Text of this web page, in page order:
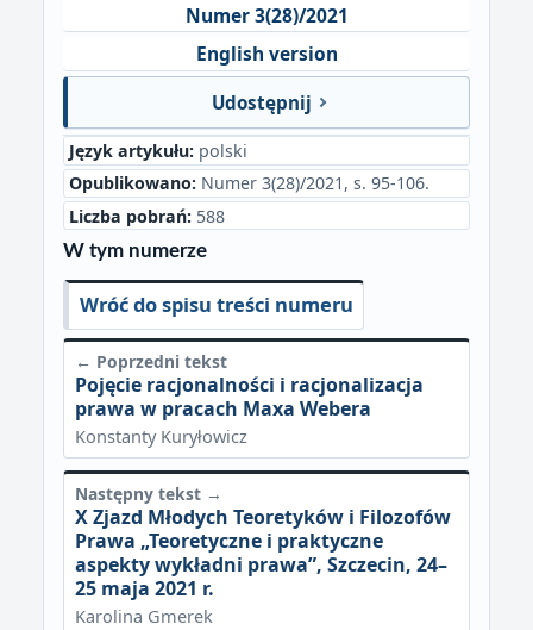
Numer 3(28)/2021
English version
Udostępnij
Język artykułu: polski
Opublikowano: Numer 3(28)/2021, s. 95-106.
Liczba pobrań: 588
W tym numerze
Wróć do spisu treści numeru
← Poprzedni tekst
Pojęcie racjonalności i racjonalizacja
prawa w pracach Maxa Webera
Konstanty Kuryłowicz
Następny tekst →
X Zjazd Młodych Teoretyków i Filozofów
Prawa „Teoretyczne i praktyczne
aspekty wykładni prawa”, Szczecin, 24–
25 maja 2021 r.
Karolina Gmerek